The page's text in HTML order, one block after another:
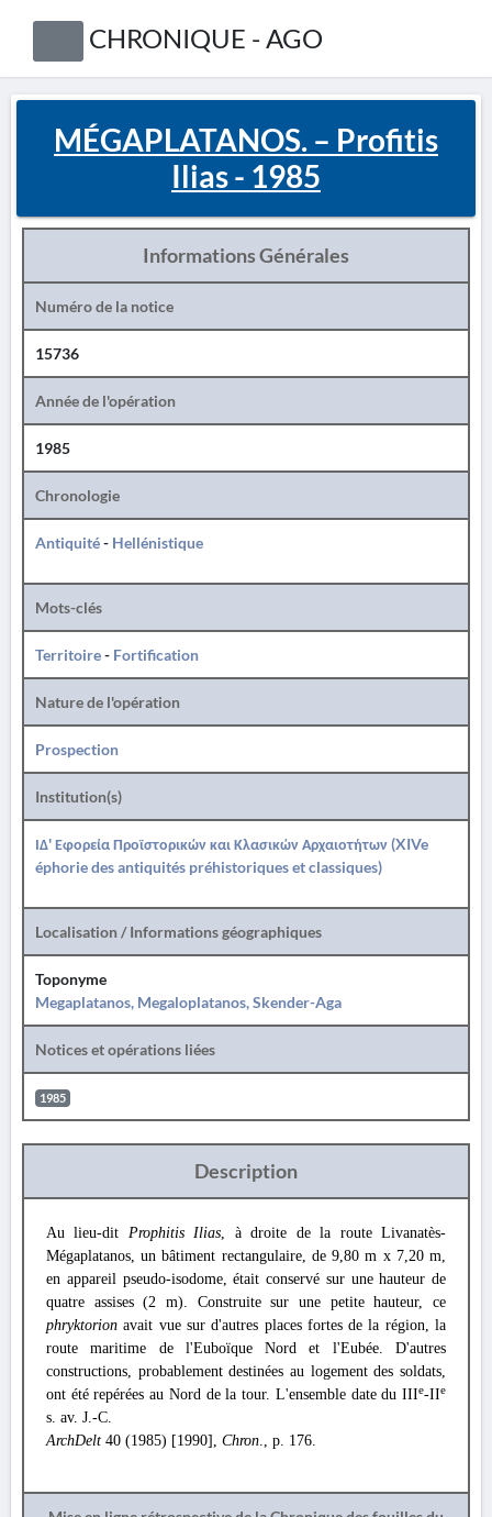
CHRONIQUE - AGO
MÉGAPLATANOS. – Profitis
Ilias - 1985
Informations Générales
Numéro de la notice
15736
Année de l'opération
1985
Chronologie
Antiquité- Hellénistique
Mots-clés
Territoire- Fortification
Nature de l'opération
Prospection
Institution(s)
ΙΔ' Εφορεία Προϊστορικών και Κλασικών Αρχαιοτήτων (XIVe
éphorie des antiquités préhistoriques et classiques)
Localisation / Informations géographiques
Toponyme
Megaplatanos, Megaloplatanos, Skender-Aga
Notices et opérations liées
1985
Description
Au lieu-dit Prophitis Ilias, à droite de la route Livanatès-
Mégaplatanos, un bâtiment rectangulaire, de 9,80 m x 7,20 m,
en appareil pseudo-isodome, était conservé sur une hauteur de
quatre assises (2 m). Construite sur une petite hauteur, ce
phryktorionavait vue sur d'autres places fortes de la région, la
route maritime de l'Euboïque Nord et l'Eubée. D'autres
constructions, probablement destinées au logement des soldats,
ont été repérées au Nord de la tour. L'ensemble date du IIIe-IIe
s. av. J.-C.
ArchDelt 40 (1985) [1990], Chron., p. 176.